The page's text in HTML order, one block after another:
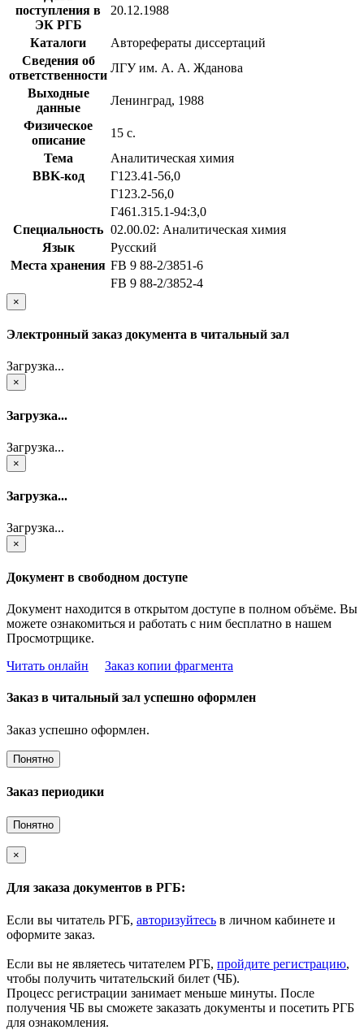
поступления в
ЭК РГБ
20.12.1988
Каталоги
Авторефераты диссертаций
Сведения об
ответственности
ЛГУ им. А. А. Жданова
Выходные
данные
Ленинград, 1988
Физическое
описание
15 с.
Тема
Аналитическая химия
BBK-код
Г123.41-56,0
Г123.2-56,0
Г461.315.1-94:3,0
Специальность 02.00.02: Аналитическая химия
Язык
Русский
Места хранения FB 9 88-2/3851-6
FB 9 88-2/3852-4
×
Электронный заказ документа в читальный зал
Загрузка...
×
Загрузка...
Загрузка...
×
Загрузка...
Загрузка...
×
Документ в свободном доступе
Документ находится в открытом доступе в полном объёме. Вы
можете ознакомиться и работать с ним бесплатно в нашем
Просмотрщике.
Читать онлайн
Заказ копии фрагмента
Заказ в читальный зал успешно оформлен
Заказ успешно оформлен.
Понятно
Заказ периодики
Понятно
×
Для заказа документов в РГБ:
Если вы читатель РГБ, авторизуйтесь в личном кабинете и
оформите заказ.
Если вы не являетесь читателем РГБ, пройдите регистрацию,
чтобы получить читательский билет (ЧБ).
Процесс регистрации занимает меньше минуты. После
получения ЧБ вы сможете заказать документы и посетить РГБ
для ознакомления.